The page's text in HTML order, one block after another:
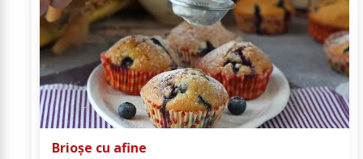
Brioșe cu afine